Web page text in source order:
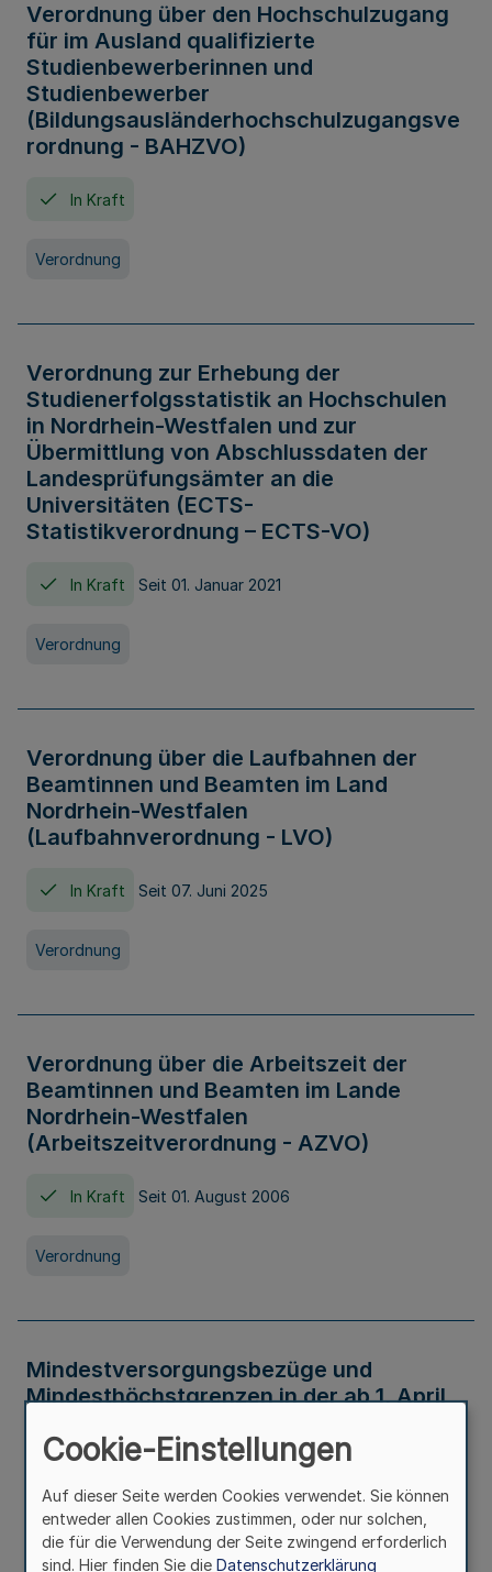
Verordnung über den Hochschulzugang
für im Ausland qualifizierte
Studienbewerberinnen und
Studienbewerber
(Bildungsausländerhochschulzugangsve
rordnung - BAHZVO)
In Kraft
Verordnung
Verordnung zur Erhebung der
Studienerfolgsstatistik an Hochschulen
in Nordrhein-Westfalen und zur
Übermittlung von Abschlussdaten der
Landesprüfungsämter an die
Universitäten (ECTS-
Statistikverordnung – ECTS-VO)
In Kraft Seit 01. Januar 2021
Verordnung
Verordnung über die Laufbahnen der
Beamtinnen und Beamten im Land
Nordrhein-Westfalen
(Laufbahnverordnung - LVO)
In Kraft Seit 07. Juni 2025
Verordnung
Verordnung über die Arbeitszeit der
Beamtinnen und Beamten im Lande
Nordrhein-Westfalen
(Arbeitszeitverordnung - AZVO)
In Kraft Seit 01. August 2006
Verordnung
Mindestversorgungsbezüge und
Mindesthöchstgrenzen in der ab 1. April
Verwaltungsvorschrift
Cookie-Einstellungen
Auf dieser Seite werden Cookies verwendet. Sie können
entweder allen Cookies zustimmen, oder nur solchen,
die für die Verwendung der Seite zwingend erforderlich
sind. Hier finden Sie die Datenschutzerklärung